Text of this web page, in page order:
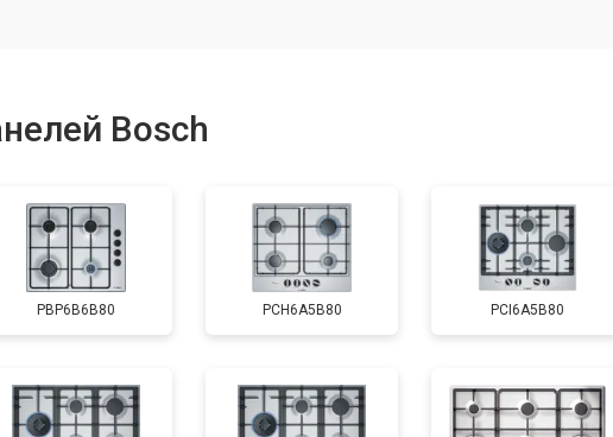
Bosch
PBP6B6B80 PCH6A5B80 PCI6A5B80